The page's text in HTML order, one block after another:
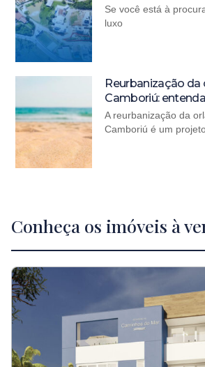
Se você está à
luxo
Reurbanização da
Camboriú:
A reurbanização da
Camboriú é um
Conheça os imóveis à